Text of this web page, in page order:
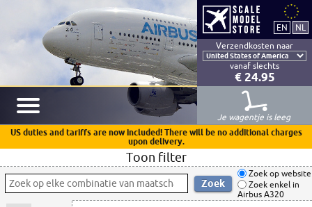
Verzendkosten naar
vanaf slechts
€ 24.95
Je wagentje is leeg
US duties and tariffs are now included! There will be no additional charges
upon delivery.
Toon filter
Zoek op website
Zoek enkel in
Airbus A320